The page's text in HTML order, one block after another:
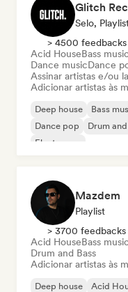
Glitch
Selo,
> 4500
Acid HouseBass music
Dance musicDance
Assinar artistas e/ou
Adicionar artistas às
Deep house Bass
Dance pop
Drum
Electropop
Mazdem
Playlist
> 3700 feedbacks
Acid HouseBass music
Drum and Bass
Adicionar artistas às
Deep house Acid